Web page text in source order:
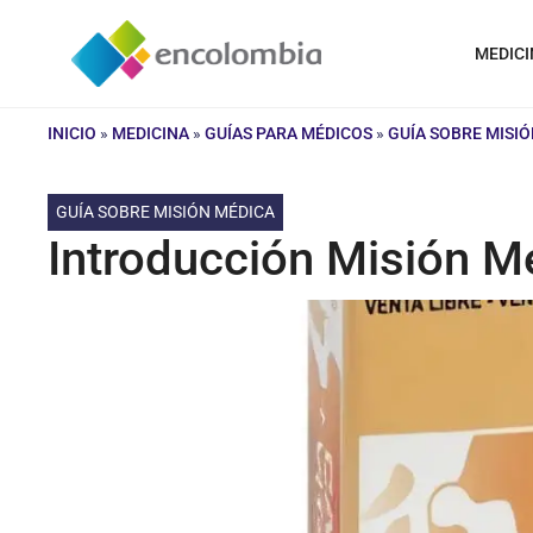
contenido
INICIO » MEDICINA » GUÍAS PARA MÉDICOS » GUÍA SOBRE
GUÍA SOBRE MISIÓN MÉDICA
Introducción Misión